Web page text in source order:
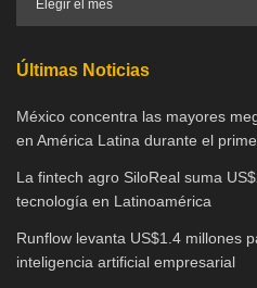
Últimas Noticias
México concentra las mayores
en América Latina durante el
La fintech agro SiloReal suma
tecnología en Latinoamérica
Runflow levanta US$1.4 millones
inteligencia artificial empresarial